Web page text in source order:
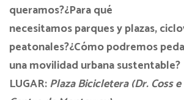
queramos?¿Para qué
necesitamosparquesyplazas,
peatonales?¿Cómo podremos
unamovilidad urbana sustentable?
LUGAR:Plaza Bicicletera (Dr. Coss e